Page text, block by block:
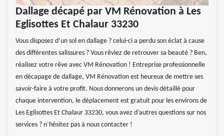
Dallage décapé par VM Rénovation à Les
Eglisottes Et Chalaur 33230
Vous disposez d’un sol en dallage ? celui-ci a perdu son éclat à cause
des différentes salissures ? Vous rêviez de retrouver sa beauté ? Ben,
réalisez votre rêve avec VM Rénovation ! Entreprise professionnelle
en décapage de dallage, VM Rénovation est heureux de mettre ses
savoir-faire à votre profit. Nous donnerons un devis détaillé pour
chaque intervention, le déplacement est gratuit pour les environs de
Les Eglisottes Et Chalaur 33230, vous avez d’autres questions sur nos
services ? n’hésitez pas à nous contacter !